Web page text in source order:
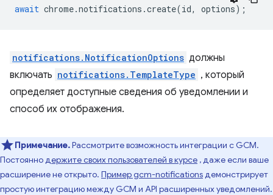
await chrome.notifications .create(id, options);
notifications.NotificationOptions должны
включать notifications.TemplateType , который
определяет доступные сведения об уведомлении и
способ их отображения.
Примечание.Рассмотрите возможность интеграции с GCM.
Постояннодержите своих пользователей в курсе , даже если ваше
расширение не открыто. Пример gcm-notificationsдемонстрирует
простую интеграцию между GCM и API расширенных уведомлений.